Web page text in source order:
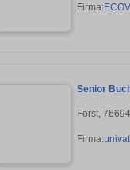
Firma:
Senior
Forst, 76694
Firma: